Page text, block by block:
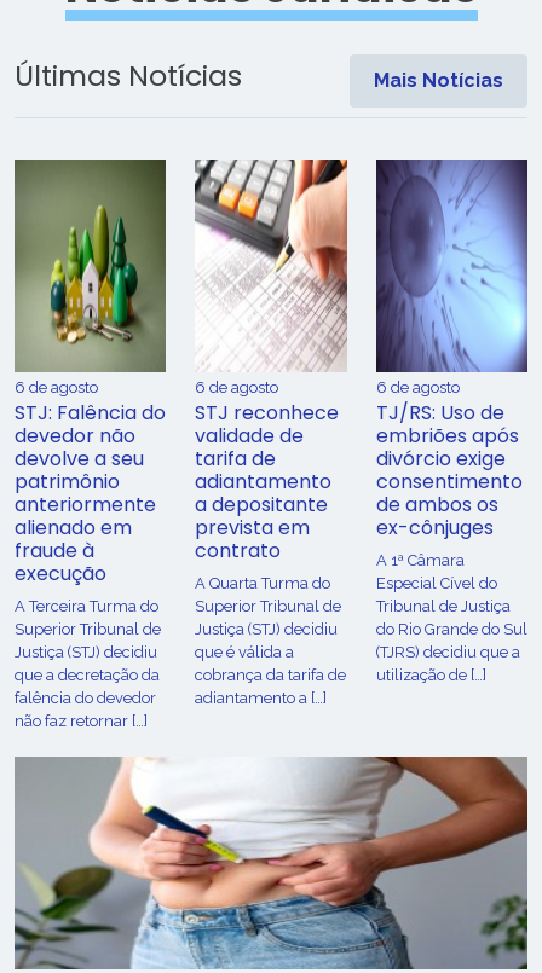
Últimas Notícias Mais Notícias
6 de agosto
STJ: Falência do
devedor não
devolve a seu
patrimônio
anteriormente
alienado em
fraude à
execução
A Terceira Turma do
Superior Tribunal de
Justiça (STJ) decidiu
que a decretação da
falência do devedor
não faz retornar […]
6 de agosto
STJ reconhece
validade de
tarifa de
adiantamento
a depositante
prevista em
contrato
A Quarta Turma do
Superior Tribunal de
Justiça (STJ) decidiu
que é válida a
cobrança da tarifa de
adiantamento a […]
6 de agosto
TJ/RS: Uso de
embriões após
divórcio exige
consentimento
de ambos os
ex-cônjuges
A 1ª Câmara
Especial Cível do
Tribunal de Justiça
do Rio Grande do Sul
(TJRS) decidiu que a
utilização de […]